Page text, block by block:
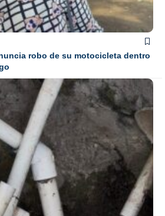
robo de su motocicleta dentro